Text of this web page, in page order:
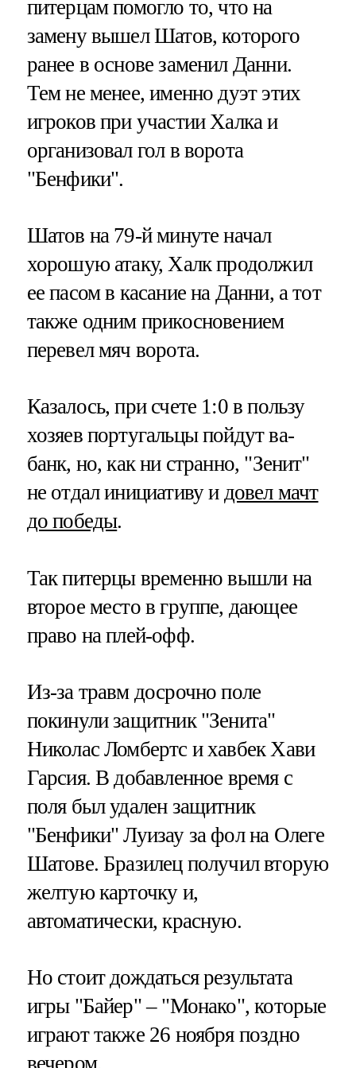
питерцам помогло то, что на
замену вышел Шатов, которого
ранее в основе заменил Данни.
Тем не менее, именно дуэт этих
игроков при участии Халка и
организовал гол в ворота
"Бенфики".
Шатов на 79-й минуте начал
хорошую атаку, Халк продолжил
ее пасом в касание на Данни, а тот
также одним прикосновением
перевел мяч ворота.
Казалось, при счете 1:0 в пользу
хозяев португальцы пойдут ва-
банк, но, как ни странно, "Зенит"
не отдал инициативу и довел мачт
до победы.
Так питерцы временно вышли на
второе место в группе, дающее
право на плей-офф.
Из-за травм досрочно поле
покинули защитник "Зенита"
Николас Ломбертс и хавбек Хави
Гарсия. В добавленное время с
поля был удален защитник
"Бенфики" Луизау за фол на Олеге
Шатове. Бразилец получил вторую
желтую карточку и,
автоматически, красную.
Но стоит дождаться результата
игры "Байер" – "Монако", которые
играют также 26 ноября поздно